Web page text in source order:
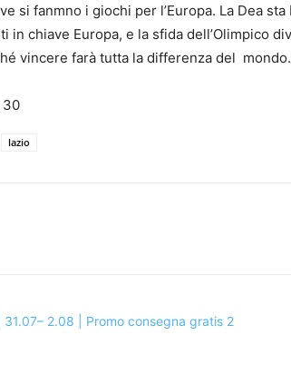
si fanmno i giochi per l’Europa. La Dea
in chiave Europa, e la sfida dell’Olimpico
vincere farà tutta la differenza del mondo.
30
lazio